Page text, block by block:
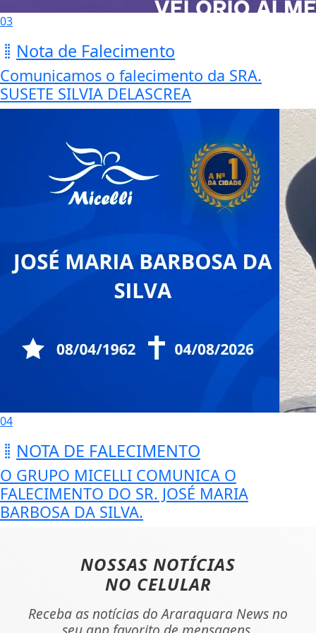
03
Nota de Falecimento
Comunicamos o falecimento da SRA.
SUSETE SILVIA DELASCREA
04
NOTA DE FALECIMENTO
O GRUPO MICELLI COMUNICA O
FALECIMENTO DO SR. JOSÉ MARIA
BARBOSA DA SILVA.
NOSSAS NOTÍCIAS
NO CELULAR
Receba as notícias do Araraquara News no